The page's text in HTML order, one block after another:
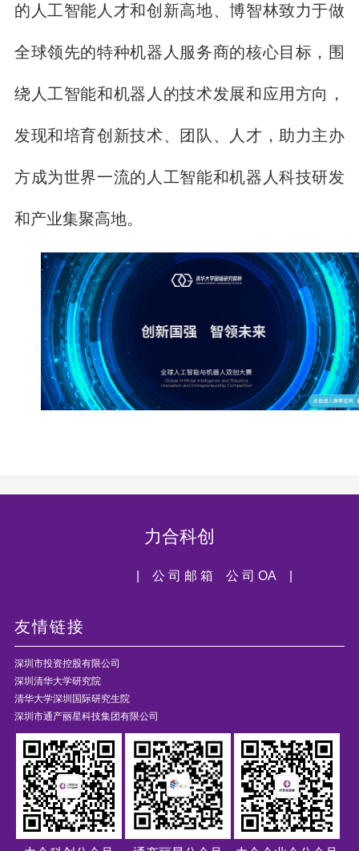
的人工智能人才和创新高地、博智林致力于做
全球领先的特种机器人服务商的核心目标，围
绕人工智能和机器人的技术发展和应用方向，
发现和培育创新技术、团队、人才，助力主办
方成为世界一流的人工智能和机器人科技研发
和产业集聚高地。
力合科创
公 司 OA |
| 公 司 邮 箱
友情链接
深圳市投资控股有限公司
深圳清华大学研究院
清华大学深圳国际研究生院
深圳市通产丽星科技集团有限公司